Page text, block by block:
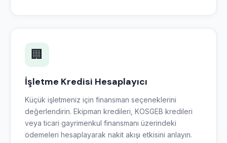
🏢
İşletme Kredisi Hesaplayıcı
Küçük işletmeniz için finansman seçeneklerini
değerlendirin. Ekipman kredileri, KOSGEB kredileri
veya ticari gayrimenkul finansmanı üzerindeki
ödemeleri hesaplayarak nakit akışı etkisini anlayın.